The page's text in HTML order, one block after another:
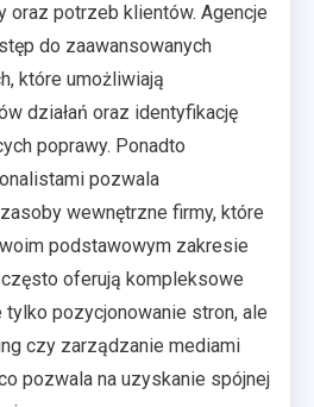
oraz potrzeb klientów. Agencje
do zaawansowanych
które umożliwiają
działań oraz identyfikację
poprawy. Ponadto
pozwala
wewnętrzne firmy, które
podstawowym zakresie
często oferują kompleksowe
tylko pozycjonowanie stron, ale
czy zarządzanie mediami
pozwala na uzyskanie spójnej